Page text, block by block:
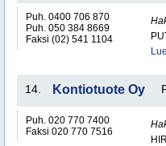
Puh. 0400 706 870
Puh. 050 384 8669
Faksi (02) 541 1104
14. Kontiotuote Oy
Puh. 020 770 7400
Faksi 020 770 7516